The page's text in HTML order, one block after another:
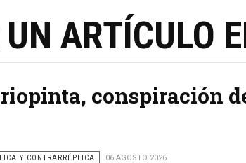
ARTÍCULO
conspiración
Y CONTRARRÉPLICA 06 AGOSTO 2026